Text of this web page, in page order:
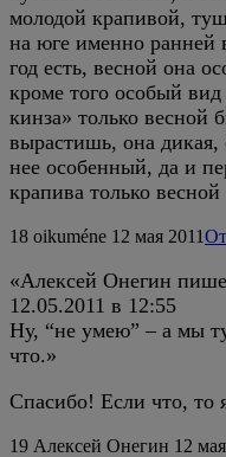
молодой крапивой,
на юге именно ранней
год есть, весной она
кроме того особый
кинза» только весной
вырастишь, она дикая,
нее особенный, да и
крапива только
18 oikuméne 12 мая 2011
«Алексей Онегин
12.05.2011 в 12:55
Ну, “не умею” – а мы
что.»
Спасибо! Если что, то
19 Алексей Онегин 12